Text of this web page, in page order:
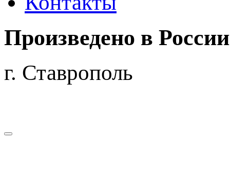
Произведено в России
г. Ставрополь